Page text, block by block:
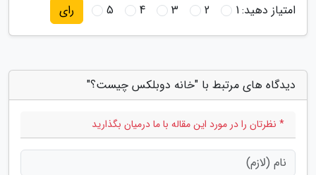
امتیاز دهید:1
2
3
4
5 رای
دیدگاه های مرتبط با "خانه دوبلکس چیست؟"
* نظرتان را در مورد این مقاله با ما درمیان بگذارید